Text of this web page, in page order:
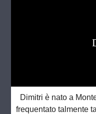
Dimitri è nato a
frequentato talmente